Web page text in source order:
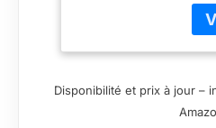
Disponibilité et prix à jour –